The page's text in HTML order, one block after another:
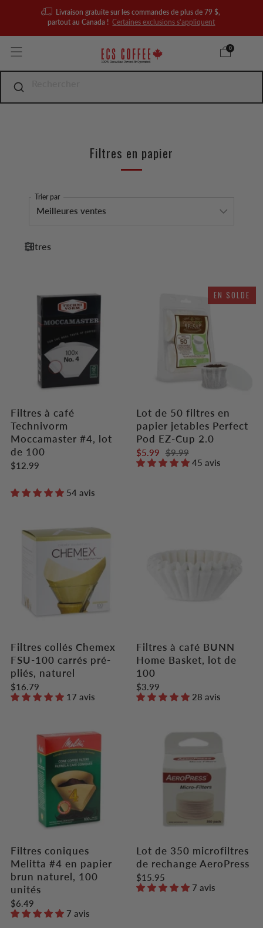
Livraison gratuite sur les commandes de plus de 79 $,
partout au Canada ! Certaines exclusions s'appliquent
0
Filtres en papier
Trier par
Filtres
Filtres à café
Technivorm
Moccamaster #4, lot
de 100
$12.99
54 avis
EN SOLDE
Lot de 50 filtres en
papier jetables Perfect
Pod EZ-Cup 2.0
$5.99
$9.99
45 avis
Filtres collés Chemex
FSU-100 carrés pré-
pliés, naturel
$16.79
17 avis
Filtres à café BUNN
Home Basket, lot de
100
$3.99
28 avis
Filtres coniques
Melitta #4 en papier
brun naturel, 100
unités
$6.49
7 avis
Lot de 350 microfiltres
de rechange AeroPress
$15.95
7 avis